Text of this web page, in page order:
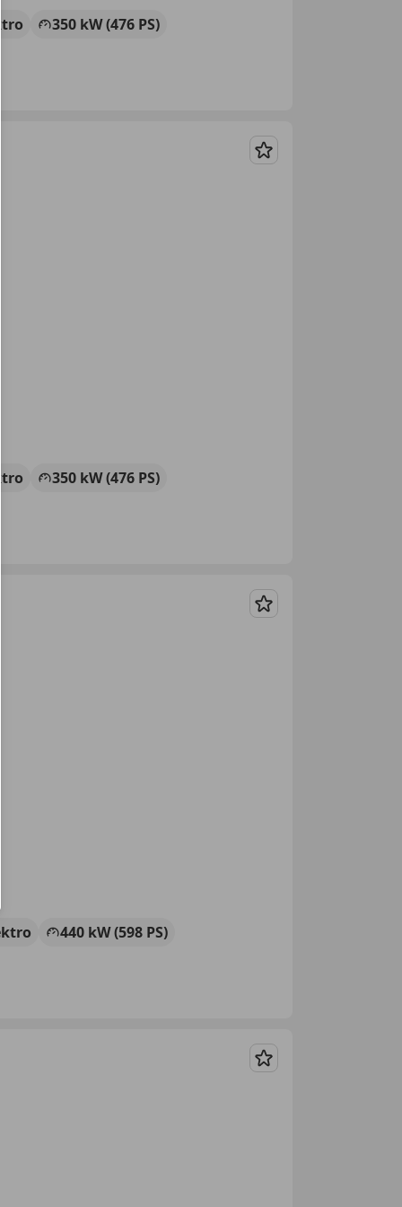
350 kW (476 PS)
Merken
350 kW (476 PS)
Merken
440 kW (598 PS)
Merken